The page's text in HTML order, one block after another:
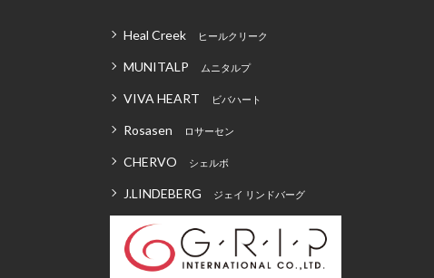
Heal Creek ヒールクリーク
MUNITALP ムニタルプ
VIVA HEART ビバハート
Rosasen ロサーセン
CHERVO シェルボ
J.LINDEBERG ジェイ リンドバーグ